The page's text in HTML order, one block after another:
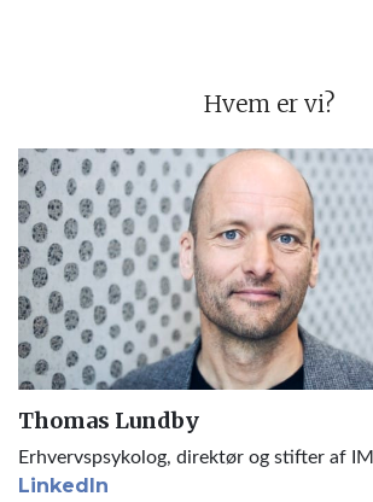
Hvem er vi?
Thomas Lundby
Erhvervspsykolog, direktør og stifter af
LinkedIn